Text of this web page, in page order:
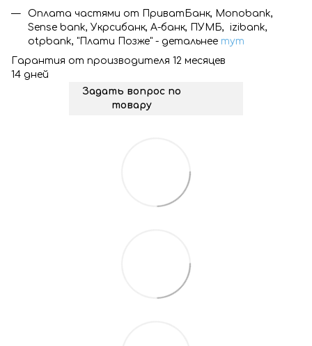
Оплата частями от ПриватБанк, Monobank,
Sense bank, Укрсибанк, А-банк, ПУМБ, izibank,
otpbank, "Плати Позже" - детальнее тут
Гарантия от производителя 12 месяцев
14 дней
Задать вопрос по
товару